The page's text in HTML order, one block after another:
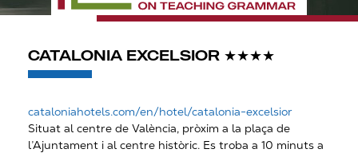
CATALONIA EXCELSIOR ★★★★
cataloniahotels.com/en/hotel/catalonia-excelsior
Situat al centre de València, pròxim a la plaça de
l’Ajuntament i al centre històric. Es troba a 10 minuts a